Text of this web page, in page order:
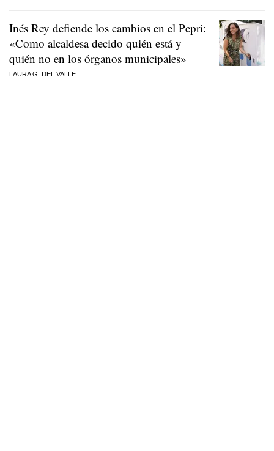
Inés Rey defiende los cambios en el Pepri:
«Como alcaldesa decido quién está y
quién no en los órganos municipales»
LAURA G. DEL VALLE